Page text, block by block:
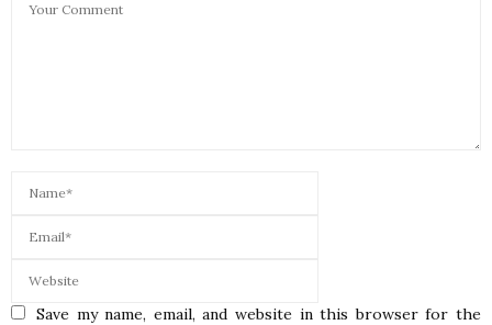
Save my name, email, and website in this browser for the